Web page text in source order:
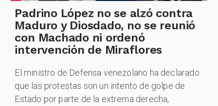
Padrino López no se alzó contra
Maduro y Diosdado, no se reunió
con Machado ni ordenó
intervención de Miraflores
El ministro de Defensa venezolano ha declarado
que las protestas son un intento de golpe de
Estado por parte de la extrema derecha,